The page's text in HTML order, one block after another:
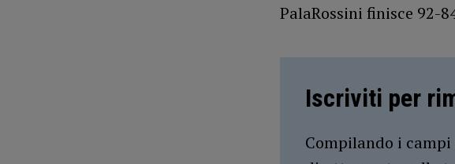
PalaRossini finisce 92-
Iscriviti per
Compilando i